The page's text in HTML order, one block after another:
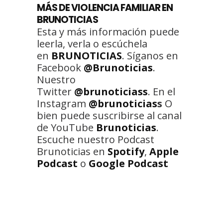
MÁS DE VIOLENCIA FAMILIAR EN
BRUNOTICIAS
Esta y más información puede
leerla, verla o escúchela
en BRUNOTICIAS. Síganos en
Facebook @Brunoticias.
Nuestro
Twitter @brunoticiass. En el
Instagram @brunoticiass O
bien puede suscribirse al canal
de YouTube Brunoticias.
Escuche nuestro Podcast
Brunoticias en Spotify, Apple
Podcast o Google Podcast